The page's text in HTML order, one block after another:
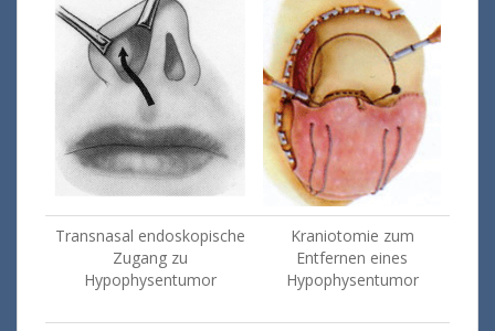
Transnasal endoskopische
Zugang zu
Hypophysentumor
Kraniotomie zum
Entfernen eines
Hypophysentumor